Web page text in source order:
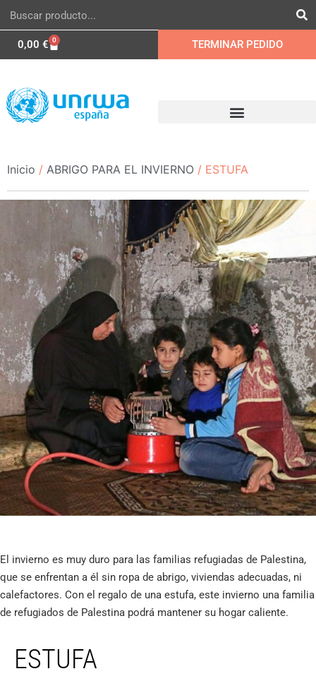
0,00 € 0 TERMINAR PEDIDO
Inicio / ABRIGO PARA EL INVIERNO / ESTUFA
El invierno es muy duro para las familias refugiadas de Palestina,
que se enfrentan a él sin ropa de abrigo, viviendas adecuadas, ni
calefactores. Con el regalo de una estufa, este invierno una familia
de refugiados de Palestina podrá mantener su hogar caliente.
ESTUFA